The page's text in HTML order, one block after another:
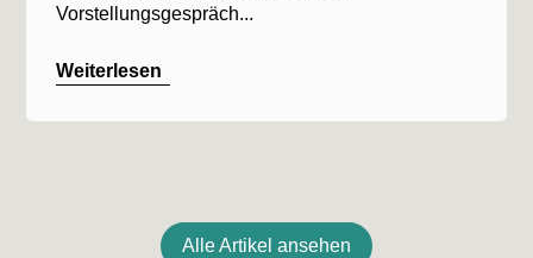
Vorstellungsgespräch...
Weiterlesen
Alle Artikel ansehen